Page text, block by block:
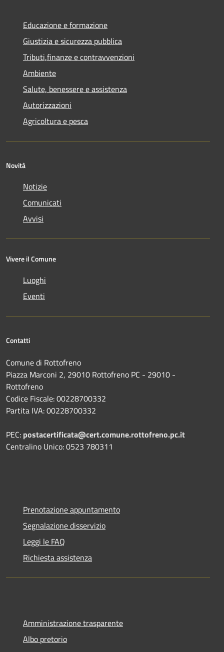
Educazione e formazione
Giustizia e sicurezza pubblica
Tributi,finanze e contravvenzioni
Ambiente
Salute, benessere e assistenza
Autorizzazioni
Agricoltura e pesca
Novità
Notizie
Comunicati
Avvisi
Vivere il Comune
Luoghi
Eventi
Contatti
Comune di Rottofreno
Piazza Marconi 2, 29010 Rottofreno PC - 29010 -
Rottofreno
Codice Fiscale: 00228700332
Partita IVA: 00228700332
PEC: postacertificata@cert.comune.rottofreno.pc.it
Centralino Unico: 0523 780311
Prenotazione appuntamento
Segnalazione disservizio
Leggi le FAQ
Richiesta assistenza
Amministrazione trasparente
Albo pretorio